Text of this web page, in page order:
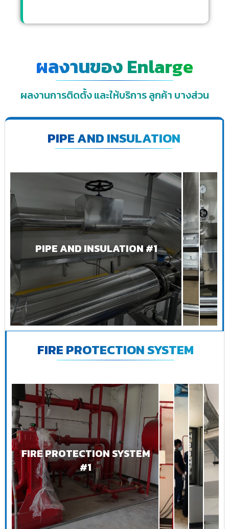
ผลงานของ Enlarge
ผลงานการติดตั้ง และให้บริการ ลูกค้า บางส่วน
PIPE AND INSULATION
PIPE AND INSULATION #1
FIRE PROTECTION SYSTEM
FIRE PROTECTION SYSTEM
#1